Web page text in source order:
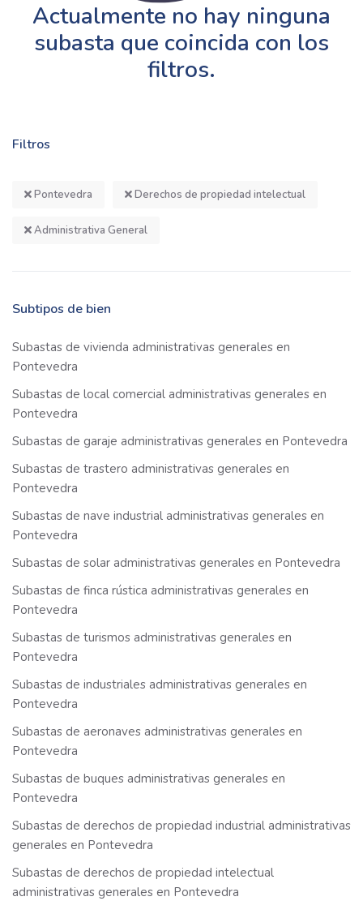
Filtros
Pontevedra Derechos de propiedad intelectual
Administrativa General
Subtipos de bien
Subastas de vivienda administrativas generales en
Pontevedra
Subastas de local comercial administrativas generales en
Pontevedra
Subastas de garaje administrativas generales en Pontevedra
Subastas de trastero administrativas generales en
Pontevedra
Subastas de nave industrial administrativas generales en
Pontevedra
Subastas de solar administrativas generales en Pontevedra
Subastas de finca rústica administrativas generales en
Pontevedra
Subastas de turismos administrativas generales en
Pontevedra
Subastas de industriales administrativas generales en
Pontevedra
Subastas de aeronaves administrativas generales en
Pontevedra
Subastas de buques administrativas generales en
Pontevedra
Subastas de derechos de propiedad industrial administrativas
generales en Pontevedra
Subastas de derechos de propiedad intelectual
administrativas generales en Pontevedra
Actualmente no hay ninguna
subasta que coincida con los
filtros.